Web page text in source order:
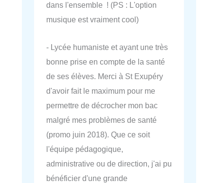
dans l'ensemble ! (PS : L'option
musique est vraiment cool)
- Lycée humaniste et ayant une très
bonne prise en compte de la santé
de ses élèves. Merci à St Exupéry
d'avoir fait le maximum pour me
permettre de décrocher mon bac
malgré mes problèmes de santé
(promo juin 2018). Que ce soit
l'équipe pédagogique,
administrative ou de direction, j'ai pu
bénéficier d'une grande